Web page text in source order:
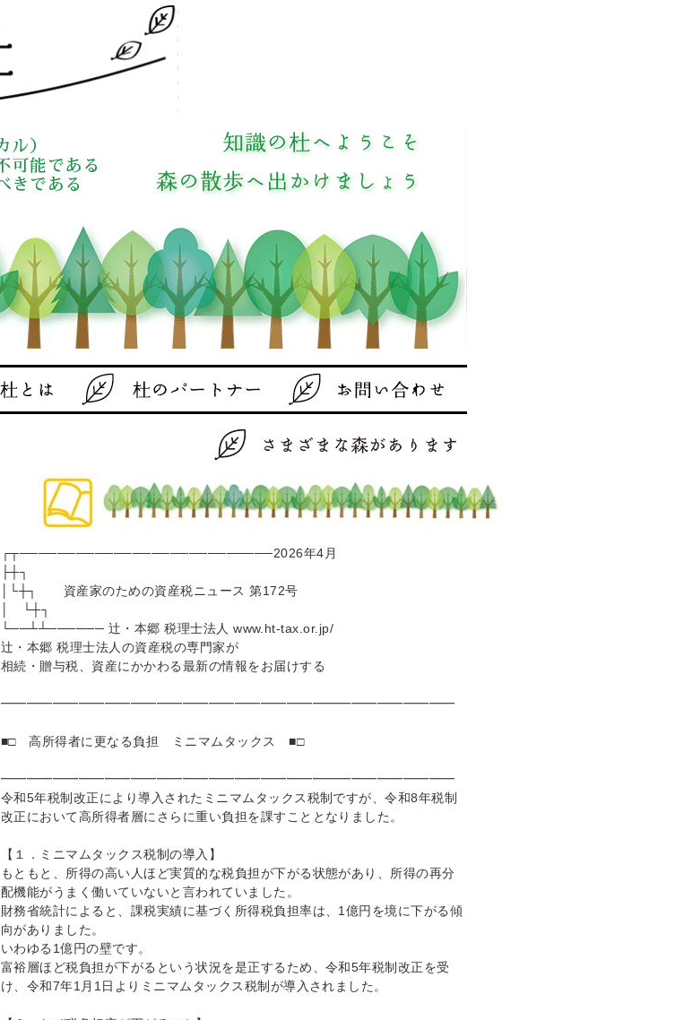
┌┬───────────────────────────2026年4月
├┼┐
│└┼┐ 資産家のための資産税ニュース 第172号
│ └┼┐
└──┴┴────── 辻・本郷 税理士法人 www.ht-tax.or.jp/
辻・本郷 税理士法人の資産税の専門家が
相続・贈与税、資産にかかわる最新の情報をお届けする
━━━━━━━━━━━━━━━━━━━━━━━━━━━━━━━━━━━
■□ 高所得者に更なる負担 ミニマムタックス ■□
━━━━━━━━━━━━━━━━━━━━━━━━━━━━━━━━━━━
令和5年税制改正により導入されたミニマムタックス税制ですが、令和8年税制
改正において高所得者層にさらに重い負担を課すこととなりました。
【１．ミニマムタックス税制の導入】
もともと、所得の高い人ほど実質的な税負担が下がる状態があり、所得の再分
配機能がうまく働いていないと言われていました。
財務省統計によると、課税実績に基づく所得税負担率は、1億円を境に下がる傾
向がありました。
いわゆる1億円の壁です。
富裕層ほど税負担が下がるという状況を是正するため、令和5年税制改正を受
け、令和7年1月1日よりミニマムタックス税制が導入されました。